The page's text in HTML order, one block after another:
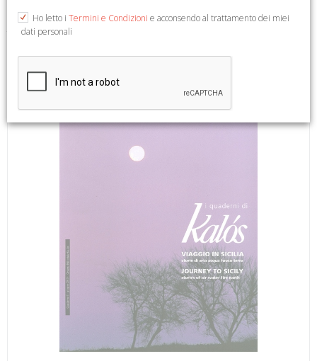
Testo Italiano e Inglese. Palermo, 2013; br., pp. 50, ill. b/n e
col., cm 23,5x30,5. (I Quaderni di Kàlos. Giugno 2013. 1).
Ho letto i Termini e Condizioni e acconsendo al trattamento dei miei
dati personali